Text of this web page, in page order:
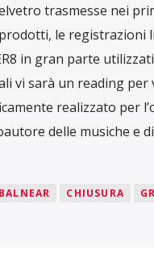
trasmesse nei
le registrazioni
in gran parte
vi sarà un reading per
realizzato per
delle musiche e
BALNEAR CHIUSURA